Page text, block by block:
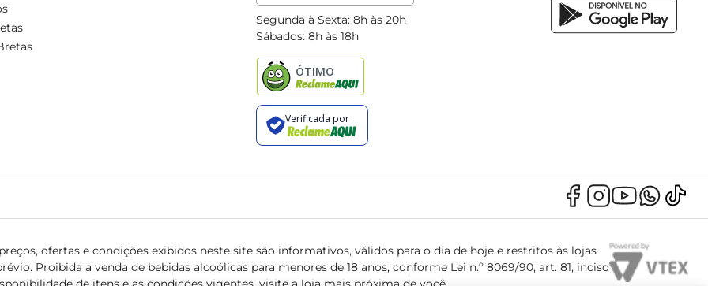
Segunda à Sexta: 8h às 20h
Sábados: 8h às 18h
ofertas e condições exibidos neste site são informativos, válidos para o dia de hoje e restritos às lojas
Proibida a venda de bebidas alcoólicas para menores de 18 anos, conforme Lei n.º 8069/90, art. 81, inciso